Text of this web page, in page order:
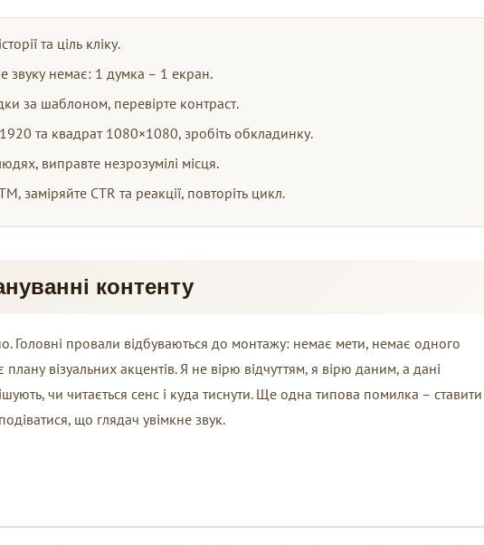
та ціль кліку.
звуку немає: 1 думка – 1 екран.
за шаблоном, перевірте контраст.
та квадрат 1080×1080, зробіть обкладинку.
виправте незрозумілі місця.
заміряйте CTR та реакції, повторіть цикл.
контенту
Головні провали відбуваються до монтажу: немає мети, немає одного
візуальних акцентів. Я не вірю відчуттям, я вірю даним, а дані
чи читається сенс і куда тиснути. Ще одна типова помилка – ставити
що глядач увімкне звук.